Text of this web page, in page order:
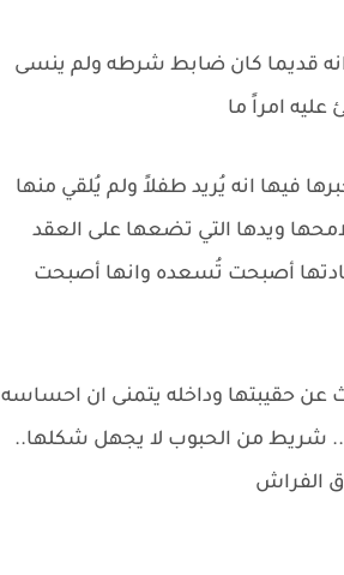
قديما كان ضابط شرطه ولم ينسى
عليه امراً ما
فيها انه يُريد طفلاً ولم يُلقي منها
ويدها التي تضعها على العقد
أصبحت تُسعده وانها أصبحت
حقيبتها وداخله يتمنى ان احساسه
.. شريط من الحبوب لا يجهل شكلها..
الفراش